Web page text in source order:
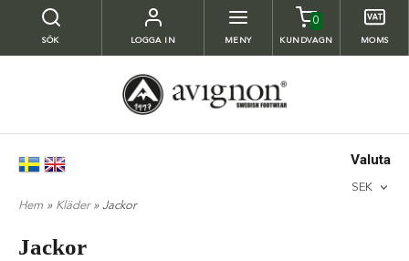
SÖK LOGGA IN MENY
0
KUNDVAGN MOMS
Valuta
SEK
Hem » Kläder » Jackor
Jackor